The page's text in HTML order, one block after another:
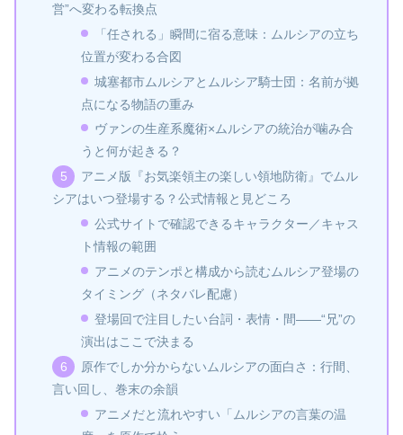
営”へ変わる転換点
「任される」瞬間に宿る意味：ムルシアの立ち
位置が変わる合図
城塞都市ムルシアとムルシア騎士団：名前が拠
点になる物語の重み
ヴァンの生産系魔術×ムルシアの統治が噛み合
うと何が起きる？
アニメ版『お気楽領主の楽しい領地防衛』でムル
シアはいつ登場する？公式情報と見どころ
公式サイトで確認できるキャラクター／キャス
ト情報の範囲
アニメのテンポと構成から読むムルシア登場の
タイミング（ネタバレ配慮）
登場回で注目したい台詞・表情・間――“兄”の
演出はここで決まる
原作でしか分からないムルシアの面白さ：行間、
言い回し、巻末の余韻
アニメだと流れやすい「ムルシアの言葉の温